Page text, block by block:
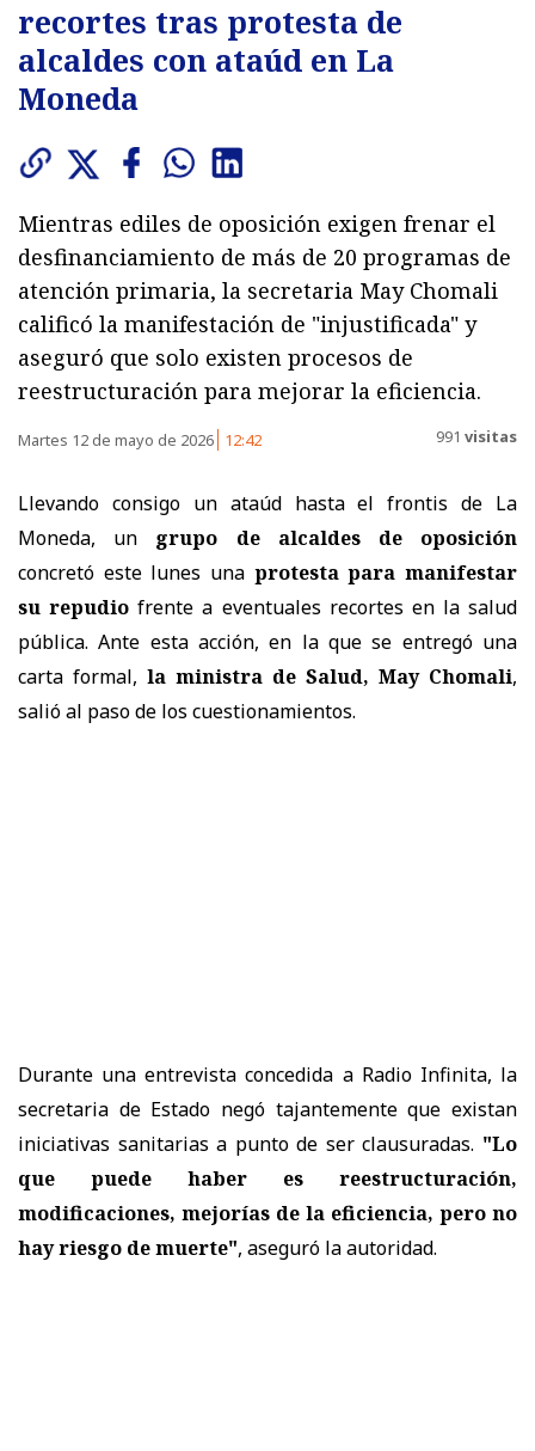
recortes tras protesta de
alcaldes con ataúd en La
Moneda
Mientras ediles de oposición exigen frenar el
desfinanciamiento de más de 20 programas de
atención primaria, la secretaria May Chomali
calificó la manifestación de "injustificada" y
aseguró que solo existen procesos de
reestructuración para mejorar la eficiencia.
Martes 12 de mayo de 2026 12:42 991 visitas
Llevando consigo un ataúd hasta el frontis de La
Moneda, un grupo de alcaldes de oposición
concretó este lunes una protesta para manifestar
su repudio frente a eventuales recortes en la salud
pública. Ante esta acción, en la que se entregó una
carta formal, la ministra de Salud, May Chomali,
salió al paso de los cuestionamientos.
Durante una entrevista concedida a Radio Infinita, la
secretaria de Estado negó tajantemente que existan
iniciativas sanitarias a punto de ser clausuradas. "Lo
que puede haber es reestructuración,
modificaciones, mejorías de la eficiencia, pero no
hay riesgo de muerte", aseguró la autoridad.